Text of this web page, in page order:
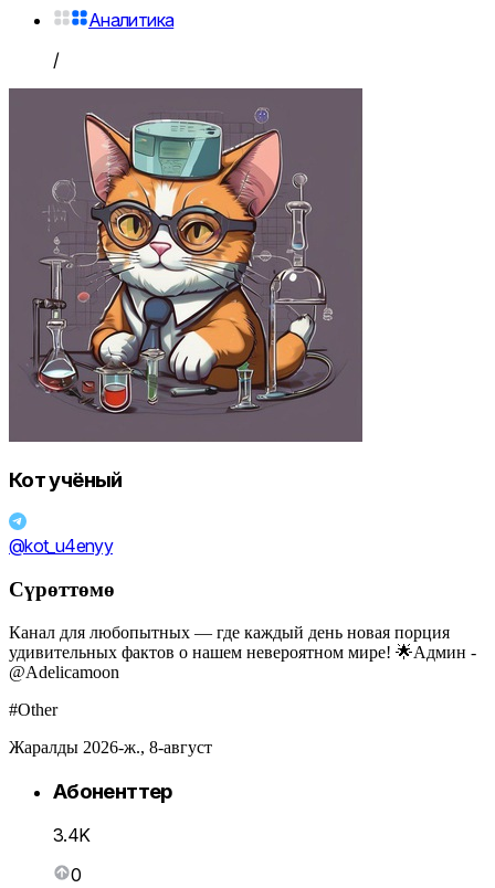
Аналитика
/
Кот учёный
@kot_u4enyy
Сүрөттөмө
Канал для любопытных — где каждый день новая порция
удивительных фактов о нашем невероятном мире! 🌟Админ -
@Adelicamoon
#Other
Жаралды 2026-ж., 8-август
Абоненттер
3.4K
0